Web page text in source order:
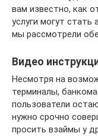
вам известно, как
услуги могут стать
мы рассмотрели
Видео
Несмотря на
терминалы,
пользователи
нужно срочно
просить взаймы у